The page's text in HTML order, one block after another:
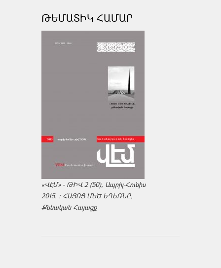
ԹԵՄԱՏԻԿ ՀԱՄԱՐ
«ՎԷՄ» - ԹԻՎ 2 (50), Ապրիլ-Հունիս
2015. : ՀԱՅՈՑ ՄԵԾ ԵՂԵՌՆԸ,
Քննական Հայացք